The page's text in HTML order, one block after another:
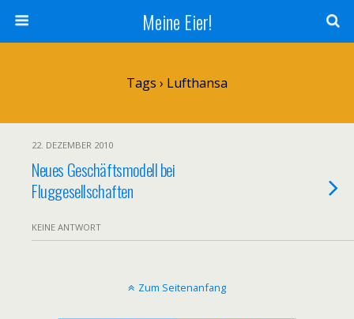
Meine Eier!
Tags › Lufthansa
22. DEZEMBER 2010
Neues Geschäftsmodell bei
Fluggesellschaften
KEINE ANTWORT
Zum Seitenanfang